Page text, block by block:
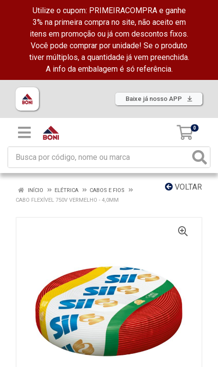
Utilize o cupom: PRIMEIRACOMPRA e ganhe
3% na primeira compra no site, não aceito em
itens em promoção ou já com descontos fixos.
Você pode comprar por unidade! Se o produto
tiver múltiplos, a quantidade já vem preenchida.
A info da embalagem é só referência.
Baixe já nosso APP
0
VOLTAR
INÍCIO ELÉTRICA
CABOS E FIOS
CABO FLEXÍVEL 750V VERMELHO - 4,0MM